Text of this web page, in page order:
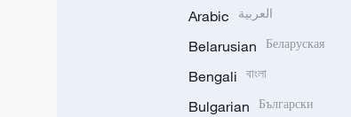
Arabic العربية
Belarusian Беларуская
Bengali বাংলা
Bulgarian Български